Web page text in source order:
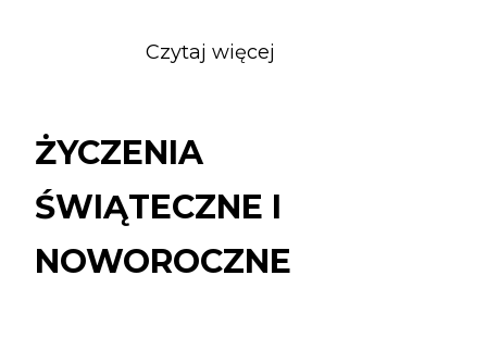
Czytaj więcej
ŻYCZENIA
ŚWIĄTECZNE I
NOWOROCZNE